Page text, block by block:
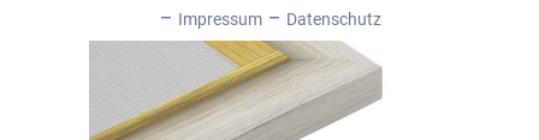
Inaktiv
Impressum Datenschutz